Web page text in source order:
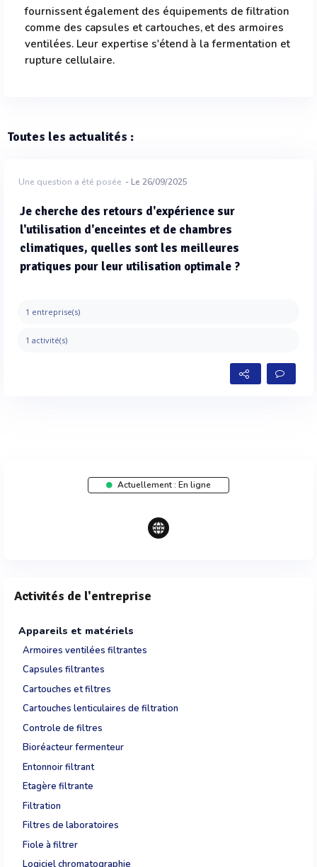
fournissent également des équipements de filtration
comme des capsules et cartouches, et des armoires
ventilées. Leur expertise s'étend à la fermentation et
rupture cellulaire.
Toutes les actualités :
Une question a été posée - Le 26/09/2025
Je cherche des retours d'expérience sur
l'utilisation d'enceintes et de chambres
climatiques, quelles sont les meilleures
pratiques pour leur utilisation optimale ?
1 entreprise(s)
1 activité(s)
Actuellement : En ligne
Activités de l'entreprise
Appareils et matériels
Armoires ventilées filtrantes
Capsules filtrantes
Cartouches et filtres
Cartouches lenticulaires de filtration
Controle de filtres
Bioréacteur fermenteur
Entonnoir filtrant
Etagère filtrante
Filtration
Filtres de laboratoires
Fiole à filtrer
Logiciel chromatographie